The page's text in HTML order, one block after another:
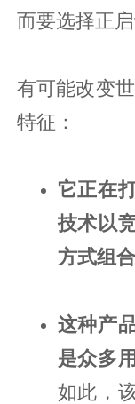
而要选择正
有可能改变
特征：
它正在
技术以
方式组
这种产
是众多
如此，